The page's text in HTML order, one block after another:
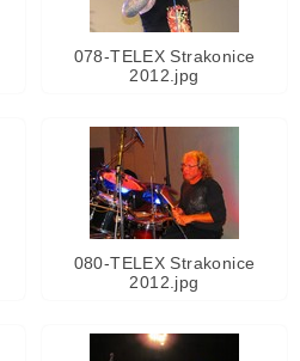
078-TELEX Strakonice
2012.jpg
080-TELEX Strakonice
2012.jpg